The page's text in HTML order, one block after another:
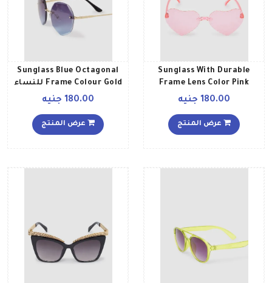
Sunglass With Durable
Frame Lens Color Pink
Frame Color Pink للنساء
180.00 جنيه
عرض المنتج
Sunglass Blue Octagonal
Frame Colour Gold للنساء
180.00 جنيه
عرض المنتج